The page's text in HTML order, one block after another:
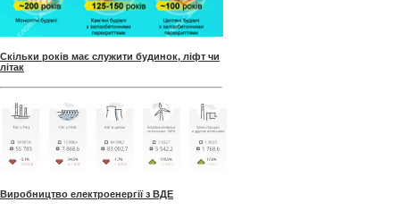
Скільки років має служити будинок, ліфт чи
літак
Виробництво електроенергії з ВДЕ